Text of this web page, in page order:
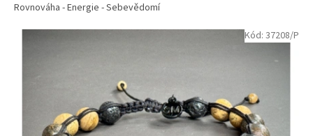
Rovnováha - Energie - Sebevědomí
Kód: 37208/P